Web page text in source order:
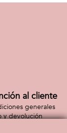
al cliente
generales
y devolución